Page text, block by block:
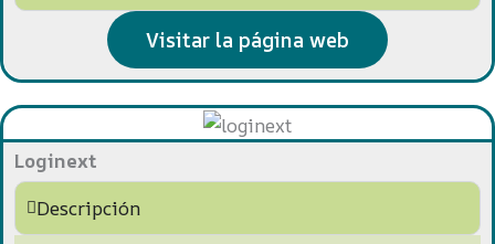
Visitar la página web
Loginext
Descripción